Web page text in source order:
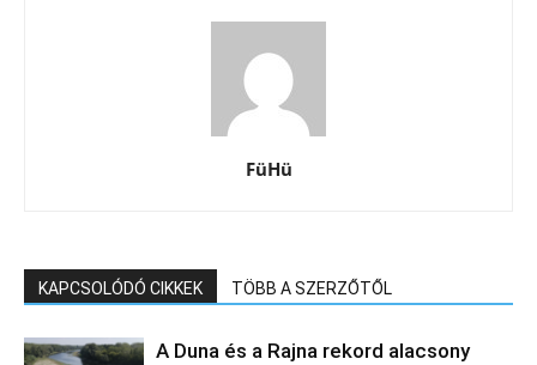
FüHü
KAPCSOLÓDÓ CIKKEK TÖBB A SZERZŐTŐL
A Duna és a Rajna rekord alacsony